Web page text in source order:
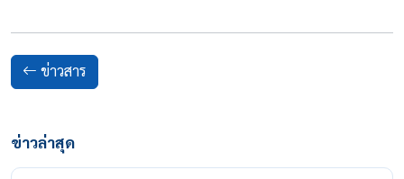
ข่าวสาร
ข่าวล่าสุด